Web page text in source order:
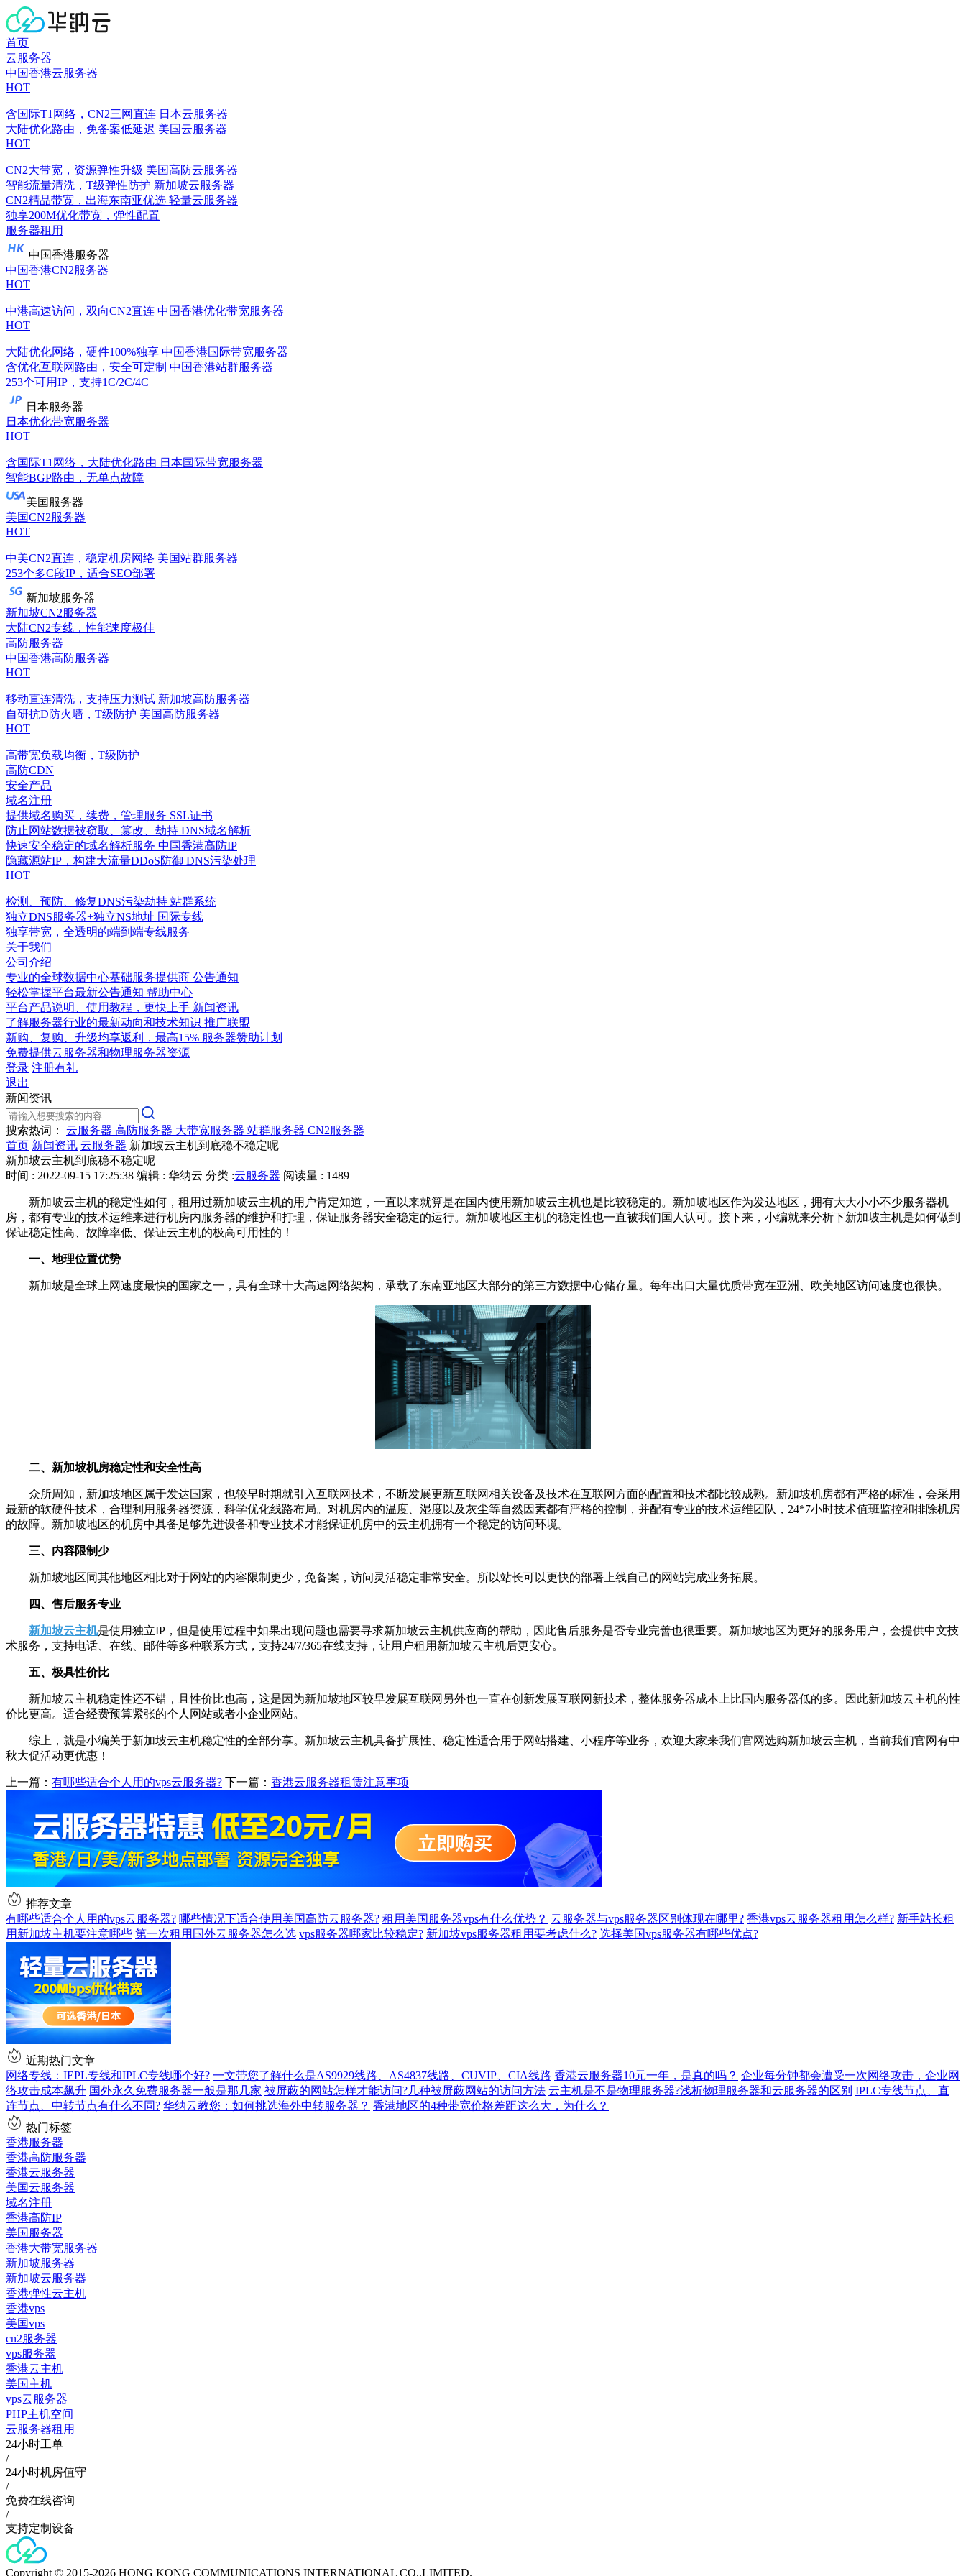
首页
云服务器
中国香港云服务器
HOT
含国际T1网络，CN2三网直连 日本云服务器
大陆优化路由，免备案低延迟 美国云服务器
HOT
CN2大带宽，资源弹性升级 美国高防云服务器
智能流量清洗，T级弹性防护 新加坡云服务器
CN2精品带宽，出海东南亚优选 轻量云服务器
独享200M优化带宽，弹性配置
服务器租用
中国香港服务器
中国香港CN2服务器
HOT
中港高速访问，双向CN2直连 中国香港优化带宽服务器
HOT
大陆优化网络，硬件100%独享 中国香港国际带宽服务器
含优化互联网路由，安全可定制 中国香港站群服务器
253个可用IP，支持1C/2C/4C
日本服务器
日本优化带宽服务器
HOT
含国际T1网络，大陆优化路由 日本国际带宽服务器
智能BGP路由，无单点故障
美国服务器
美国CN2服务器
HOT
中美CN2直连，稳定机房网络 美国站群服务器
253个多C段IP，适合SEO部署
新加坡服务器
新加坡CN2服务器
大陆CN2专线，性能速度极佳
高防服务器
中国香港高防服务器
HOT
移动直连清洗，支持压力测试 新加坡高防服务器
自研抗D防火墙，T级防护 美国高防服务器
HOT
高带宽负载均衡，T级防护
高防CDN
安全产品
域名注册
提供域名购买，续费，管理服务 SSL证书
防止网站数据被窃取、篡改、劫持 DNS域名解析
快速安全稳定的域名解析服务 中国香港高防IP
隐藏源站IP，构建大流量DDoS防御 DNS污染处理
HOT
检测、预防、修复DNS污染劫持 站群系统
独立DNS服务器+独立NS地址 国际专线
独享带宽，全透明的端到端专线服务
关于我们
公司介绍
专业的全球数据中心基础服务提供商 公告通知
轻松掌握平台最新公告通知 帮助中心
平台产品说明、使用教程，更快上手 新闻资讯
了解服务器行业的最新动向和技术知识 推广联盟
新购、复购、升级均享返利，最高15% 服务器赞助计划
免费提供云服务器和物理服务器资源
登录 注册有礼
退出
新闻资讯
搜索热词： 云服务器 高防服务器 大带宽服务器 站群服务器 CN2服务器
首页 新闻资讯 云服务器 新加坡云主机到底稳不稳定呢
新加坡云主机到底稳不稳定呢
时间 : 2022-09-15 17:25:38 编辑 : 华纳云 分类 :云服务器 阅读量 : 1489
新加坡云主机的稳定性如何，租用过新加坡云主机的用户肯定知道，一直以来就算是在国内使用新加坡云主机也是比较稳定的。新加坡地区作为发达地区，拥有大大小小不少服务器机
房，都有专业的技术运维来进行机房内服务器的维护和打理，保证服务器安全稳定的运行。新加坡地区主机的稳定性也一直被我们国人认可。接下来，小编就来分析下新加坡主机是如何做到
保证稳定性高、故障率低、保证云主机的极高可用性的！
一、地理位置优势
新加坡是全球上网速度最快的国家之一，具有全球十大高速网络架构，承载了东南亚地区大部分的第三方数据中心储存量。每年出口大量优质带宽在亚洲、欧美地区访问速度也很快。
二、新加坡机房稳定性和安全性高
众所周知，新加坡地区属于发达国家，也较早时期就引入互联网技术，不断发展更新互联网相关设备及技术在互联网方面的配置和技术都比较成熟。新加坡机房都有严格的标准，会采用
最新的软硬件技术，合理利用服务器资源，科学优化线路布局。对机房内的温度、湿度以及灰尘等自然因素都有严格的控制，并配有专业的技术运维团队，24*7小时技术值班监控和排除机房
的故障。新加坡地区的机房中具备足够先进设备和专业技术才能保证机房中的云主机拥有一个稳定的访问环境。
三、内容限制少
新加坡地区同其他地区相比对于网站的内容限制更少，免备案，访问灵活稳定非常安全。所以站长可以更快的部署上线自己的网站完成业务拓展。
四、售后服务专业
新加坡云主机是使用独立IP，但是使用过程中如果出现问题也需要寻求新加坡云主机供应商的帮助，因此售后服务是否专业完善也很重要。新加坡地区为更好的服务用户，会提供中文技
术服务，支持电话、在线、邮件等多种联系方式，支持24/7/365在线支持，让用户租用新加坡云主机后更安心。
五、极具性价比
新加坡云主机稳定性还不错，且性价比也高，这是因为新加坡地区较早发展互联网另外也一直在创新发展互联网新技术，整体服务器成本上比国内服务器低的多。因此新加坡云主机的性
价比更高。适合经费预算紧张的个人网站或者小企业网站。
综上，就是小编关于新加坡云主机稳定性的全部分享。新加坡云主机具备扩展性、稳定性适合用于网站搭建、小程序等业务，欢迎大家来我们官网选购新加坡云主机，当前我们官网有中
秋大促活动更优惠！
上一篇： 有哪些适合个人用的vps云服务器? 下一篇： 香港云服务器租赁注意事项
推荐文章
有哪些适合个人用的vps云服务器? 哪些情况下适合使用美国高防云服务器? 租用美国服务器vps有什么优势？ 云服务器与vps服务器区别体现在哪里? 香港vps云服务器租用怎么样? 新手站长租
用新加坡主机要注意哪些 第一次租用国外云服务器怎么选 vps服务器哪家比较稳定? 新加坡vps服务器租用要考虑什么? 选择美国vps服务器有哪些优点?
近期热门文章
网络专线：IEPL专线和IPLC专线哪个好? 一文带您了解什么是AS9929线路、AS4837线路、CUVIP、CIA线路 香港云服务器10元一年，是真的吗？ 企业每分钟都会遭受一次网络攻击，企业网
络攻击成本飙升 国外永久免费服务器一般是那几家 被屏蔽的网站怎样才能访问?几种被屏蔽网站的访问方法 云主机是不是物理服务器?浅析物理服务器和云服务器的区别 IPLC专线节点、直
连节点、中转节点有什么不同? 华纳云教您：如何挑选海外中转服务器？ 香港地区的4种带宽价格差距这么大，为什么？
热门标签
香港服务器
香港高防服务器
香港云服务器
美国云服务器
域名注册
香港高防IP
美国服务器
香港大带宽服务器
新加坡服务器
新加坡云服务器
香港弹性云主机
香港vps
美国vps
cn2服务器
vps服务器
香港云主机
美国主机
vps云服务器
PHP主机空间
云服务器租用
24小时工单
/
24小时机房值守
/
免费在线咨询
/
支持定制设备
Copyright © 2015-2026 HONG KONG COMMUNICATIONS INTERNATIONAL CO.,LIMITED.